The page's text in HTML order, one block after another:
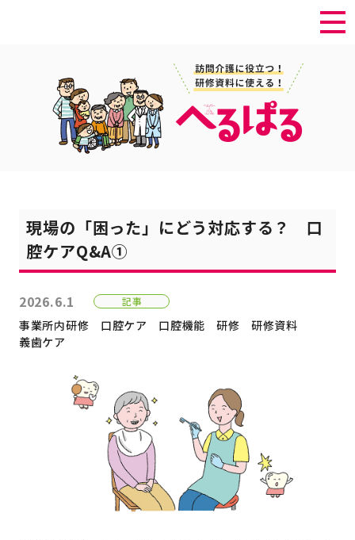
現場の「困った」にどう対応する？ 口
腔ケアQ&A①
2026.6.1 記事
事業所内研修 口腔ケア 口腔機能 研修
研修資料
義歯ケア